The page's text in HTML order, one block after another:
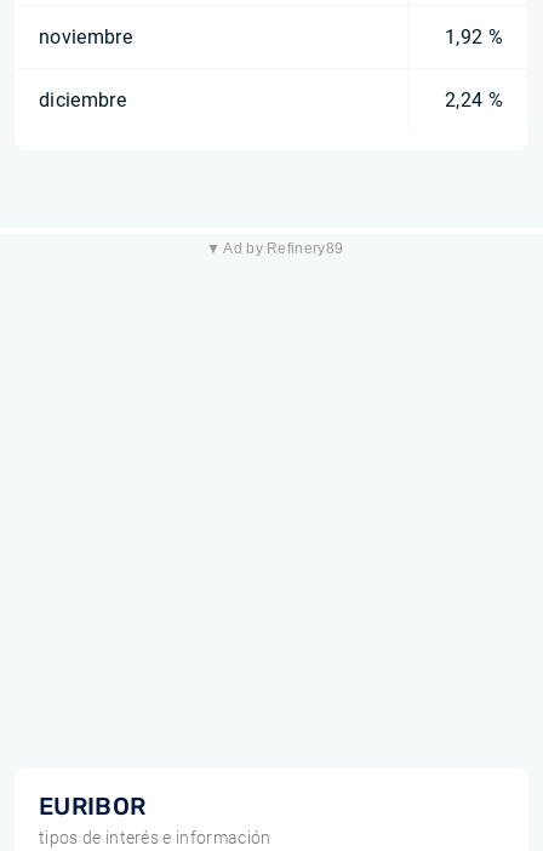
noviembre 1,92 %
diciembre 2,24 %
▼ Ad by Refinery89
EURIBOR
tipos de interés e información